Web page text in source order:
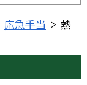
応急手当
> 熱